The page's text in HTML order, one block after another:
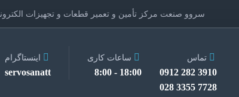
سروو صنعت مرکز تأمین و تعمیر قطعات و تجهیزات
تماس
3910 282 0912
7728 3355 028
ساعات کاری
18:00 - 8:00
اینستاگرام
servosanatt